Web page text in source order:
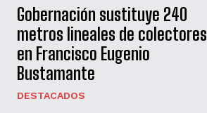
Gobernación sustituye 240
metros lineales de colectores
en Francisco Eugenio
Bustamante
DESTACADOS